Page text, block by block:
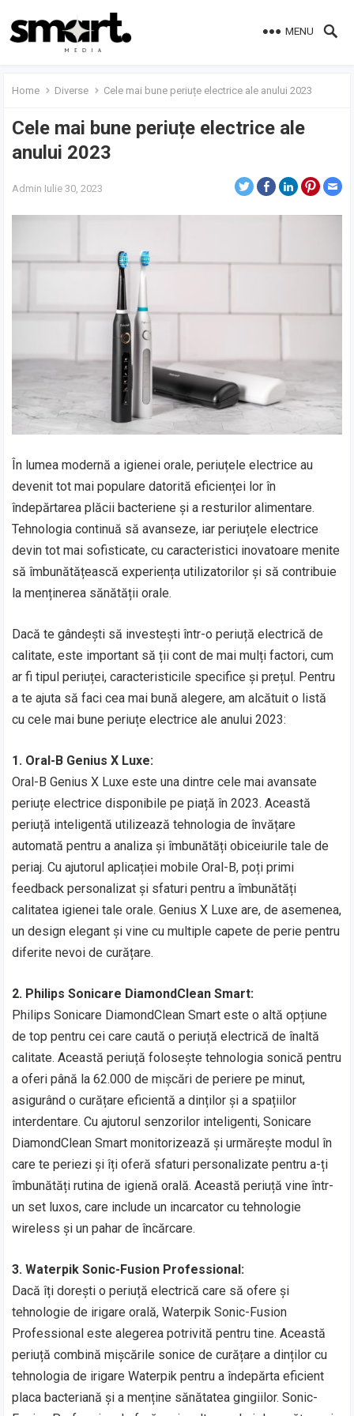
MENU
Home Diverse Cele mai bune periuțe electrice ale anului 2023
Cele mai bune periuțe electrice ale
anului 2023
Admin Iulie 30, 2023
În lumea modernă a igienei orale, periuțele electrice au
devenit tot mai populare datorită eficienței lor în
îndepărtarea plăcii bacteriene și a resturilor alimentare.
Tehnologia continuă să avanseze, iar periuțele electrice
devin tot mai sofisticate, cu caracteristici inovatoare menite
să îmbunătățească experiența utilizatorilor și să contribuie
la menținerea sănătății orale.
Dacă te gândești să investești într-o periuță electrică de
calitate, este important să ții cont de mai mulți factori, cum
ar fi tipul periuței, caracteristicile specifice și prețul. Pentru
a te ajuta să faci cea mai bună alegere, am alcătuit o listă
cu cele mai bune periuțe electrice ale anului 2023:
1. Oral-B Genius X Luxe:
Oral-B Genius X Luxe este una dintre cele mai avansate
periuțe electrice disponibile pe piață în 2023. Această
periuță inteligentă utilizează tehnologia de învățare
automată pentru a analiza și îmbunătăți obiceiurile tale de
periaj. Cu ajutorul aplicației mobile Oral-B, poți primi
feedback personalizat și sfaturi pentru a îmbunătăți
calitatea igienei tale orale. Genius X Luxe are, de asemenea,
un design elegant și vine cu multiple capete de perie pentru
diferite nevoi de curățare.
2. Philips Sonicare DiamondClean Smart:
Philips Sonicare DiamondClean Smart este o altă opțiune
de top pentru cei care caută o periuță electrică de înaltă
calitate. Această periuță folosește tehnologia sonică pentru
a oferi până la 62.000 de mișcări de periere pe minut,
asigurând o curățare eficientă a dinților și a spațiilor
interdentare. Cu ajutorul senzorilor inteligenti, Sonicare
DiamondClean Smart monitorizează și urmărește modul în
care te periezi și îți oferă sfaturi personalizate pentru a-ți
îmbunătăți rutina de igienă orală. Această periuță vine într-
un set luxos, care include un incarcator cu tehnologie
wireless și un pahar de încărcare.
3. Waterpik Sonic-Fusion Professional:
Dacă îți dorești o periuță electrică care să ofere și
tehnologie de irigare orală, Waterpik Sonic-Fusion
Professional este alegerea potrivită pentru tine. Această
periuță combină mișcările sonice de curățare a dinților cu
tehnologia de irigare Waterpik pentru a îndepărta eficient
placa bacteriană și a menține sănătatea gingiilor. Sonic-